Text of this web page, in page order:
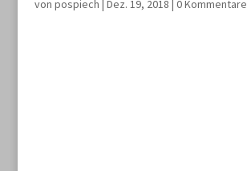
von pospiech | Dez. 19, 2018 | 0 Kommentare